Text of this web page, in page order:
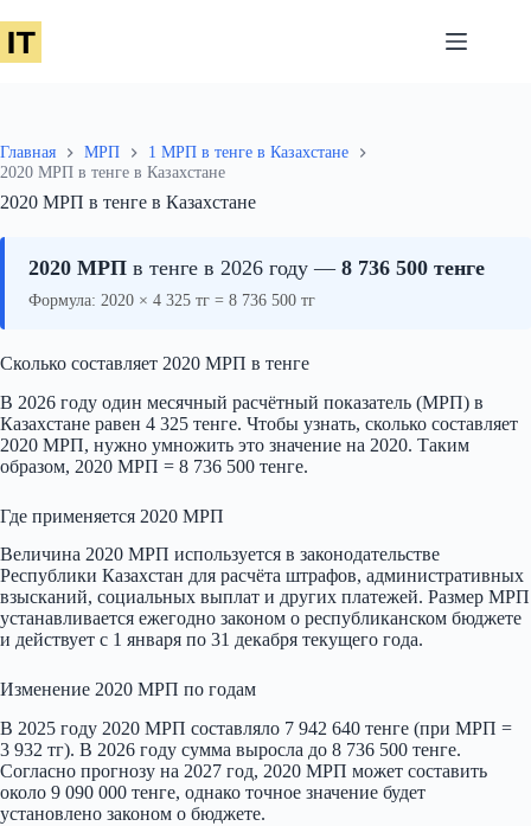
сути
Главная МРП
1 МРП в тенге в Казахстане
2020 МРП в тенге в Казахстане
2020 МРП в тенге в Казахстане
2020 МРП в тенге в 2026 году — 8 736 500 тенге
Формула: 2020 × 4 325 тг = 8 736 500 тг
Сколько составляет 2020 МРП в тенге
В 2026 году один месячный расчётный показатель (МРП) в
Казахстане равен 4 325 тенге. Чтобы узнать, сколько составляет
2020 МРП, нужно умножить это значение на 2020. Таким
образом, 2020 МРП = 8 736 500 тенге.
Где применяется 2020 МРП
Величина 2020 МРП используется в законодательстве
Республики Казахстан для расчёта штрафов, административных
взысканий, социальных выплат и других платежей. Размер МРП
устанавливается ежегодно законом о республиканском бюджете
и действует с 1 января по 31 декабря текущего года.
Изменение 2020 МРП по годам
В 2025 году 2020 МРП составляло 7 942 640 тенге (при МРП =
3 932 тг). В 2026 году сумма выросла до 8 736 500 тенге.
Согласно прогнозу на 2027 год, 2020 МРП может составить
около 9 090 000 тенге, однако точное значение будет
установлено законом о бюджете.